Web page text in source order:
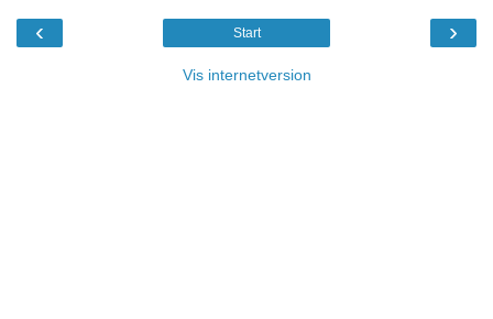
‹ ›
Start
Vis internetversion